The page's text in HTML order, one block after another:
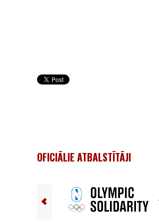
OFICIĀLIE ATBALSTĪTĀJI